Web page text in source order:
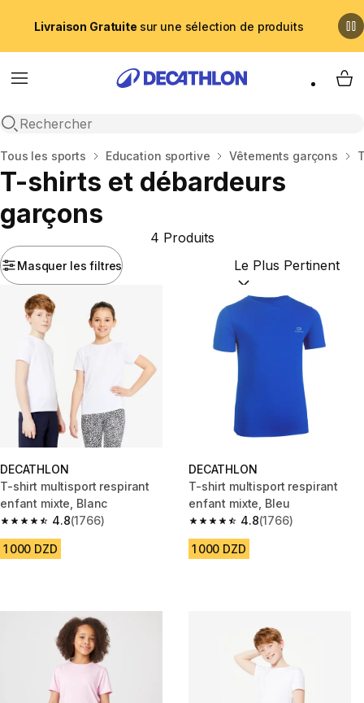
Livraison Gratuite sur une sélection de produits
Menu
Recherche ouverte
My
Accueil
Tous les sports Education sportive Vêtements garçons
T-shirts et débardeurs
garçons
Masquer les filtres
4 Produits
Trier par :(optional)
DECATHLON
T-shirt multisport respirant
enfant mixte, Blanc
4.8
4.8 out of 5 stars from 1766 reviews
(1766)
1 000 DZD
DECATHLON
T-shirt multisport respirant
enfant mixte, Bleu
4.8
4.8 out of 5 stars from 1766
(1766)
1 000 DZD